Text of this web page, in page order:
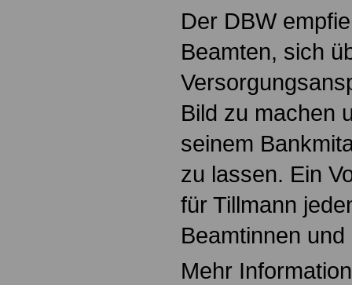
Der DBW
Beamten, sich
Bild zu machen
seinem
zu lassen. Ein
für Tillmann
Beamtinnen
Mehr